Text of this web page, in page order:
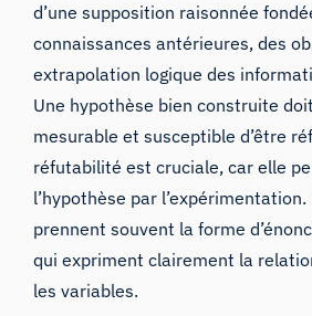
d’une supposition raisonnée
connaissances antérieures, des
extrapolation logique des
Une hypothèse bien construite
mesurable et susceptible d’être
réfutabilité est cruciale, car elle
l’hypothèse par
prennent souvent la forme
qui expriment clairement la
les variables.